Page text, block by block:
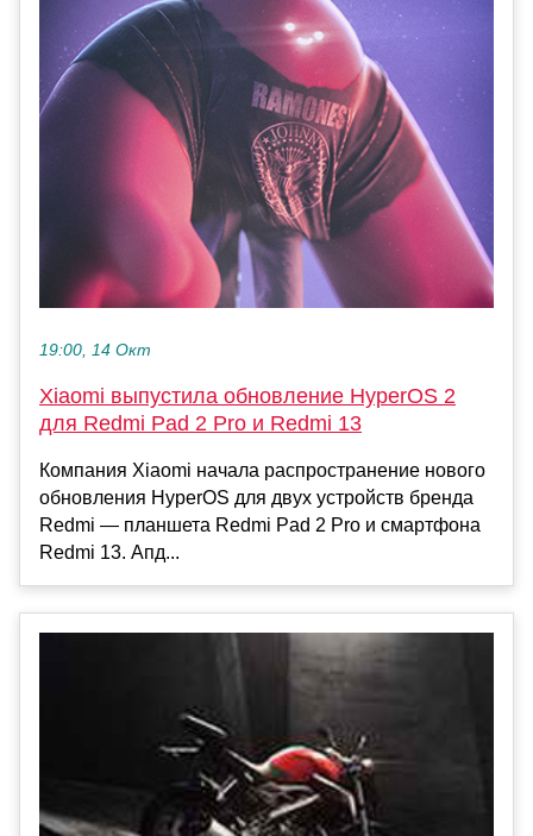
19:00, 14 Окт
Xiaomi выпустила обновление HyperOS 2
для Redmi Pad 2 Pro и Redmi 13
Компания Xiaomi начала распространение нового
обновления HyperOS для двух устройств бренда
Redmi — планшета Redmi Pad 2 Pro и смартфона
Redmi 13. Апд...